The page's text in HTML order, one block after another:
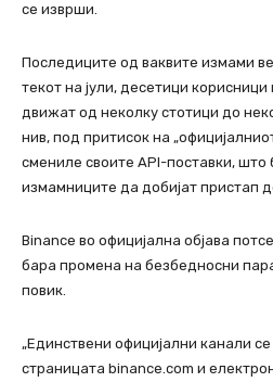
се изврши.
Последиците од ваквите измами
текот на јули, десетици корисници
движат од неколку стотици до
нив, под притисок на
смениле своите API-поставки, што
измамниците да добијат пристап
Binance во официјална објава
бара промена на безбедносни
повик.
„Единствени официјални канали
страницата binance.com и